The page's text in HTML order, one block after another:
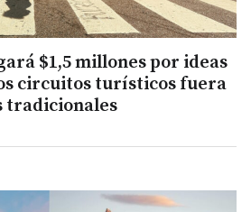
$1,5 millones por ideas
circuitos turísticos fuera
tradicionales